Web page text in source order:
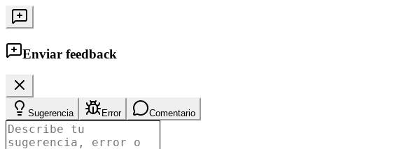
Enviar feedback
Sugerencia Error Comentario